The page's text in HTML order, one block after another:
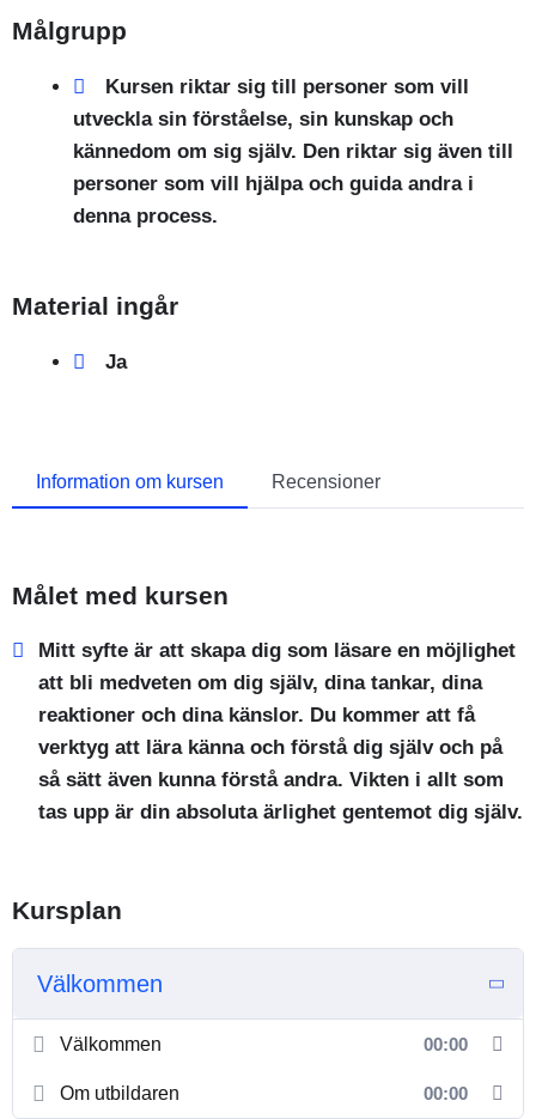
Målgrupp
Kursen riktar sig till personer som vill
utveckla sin förståelse, sin kunskap och
kännedom om sig själv. Den riktar sig även till
personer som vill hjälpa och guida andra i
denna process.
Material ingår
Ja
Information om kursen Recensioner
Målet med kursen
Mitt syfte är att skapa dig som läsare en möjlighet
att bli medveten om dig själv, dina tankar, dina
reaktioner och dina känslor. Du kommer att få
verktyg att lära känna och förstå dig själv och på
så sätt även kunna förstå andra. Vikten i allt som
tas upp är din absoluta ärlighet gentemot dig själv.
Kursplan
Välkommen
Välkommen 00:00
Om utbildaren 00:00